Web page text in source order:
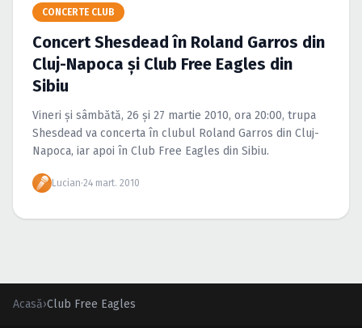
CONCERTE CLUB
Concert Shesdead în Roland Garros din
Cluj-Napoca şi Club Free Eagles din
Sibiu
Vineri şi sâmbătă, 26 şi 27 martie 2010, ora 20:00, trupa
Shesdead va concerta în clubul Roland Garros din Cluj-
Napoca, iar apoi în Club Free Eagles din Sibiu.
Lucian·24 mart. 2010
Acasă›Club Free Eagles